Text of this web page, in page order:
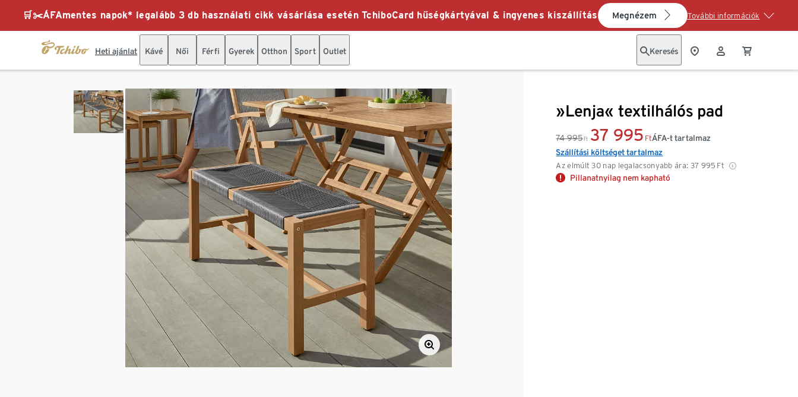
🛒✂️ÁFAmentes napok* legalább 3 db használati cikk vásárlása esetén TchiboCard hűségkártyával & ingyenes kiszállítás Megnézem További információk
Heti ajánlat Kávé Női Férfi Gyerek Otthon Sport Outlet Keresés
»Lenja« textilhálós pad
74 995 Ft 37 995 Ft
Az elmúlt 30 nap legalacsonyabb ára: 37 995 Ft
ÁFA-t tartalmaz
Szállítási költséget tartalmaz
Pillanatnyilag nem kapható